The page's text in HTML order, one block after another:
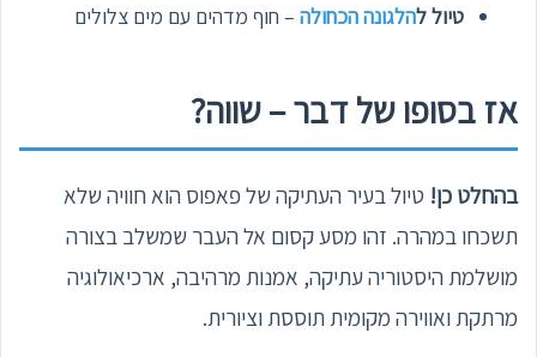
טיול להלגונה הכחולה – חוף מדהים עם מים צלולים
אז בסופו של דבר – שווה?
בהחלט כן! טיול בעיר העתיקה של פאפוס הוא חוויה שלא
תשכחו במהרה. זהו מסע קסום אל העבר שמשלב בצורה
מושלמת היסטוריה עתיקה, אמנות מרהיבה, ארכיאולוגיה
מרתקת ואווירה מקומית תוססת וציורית.